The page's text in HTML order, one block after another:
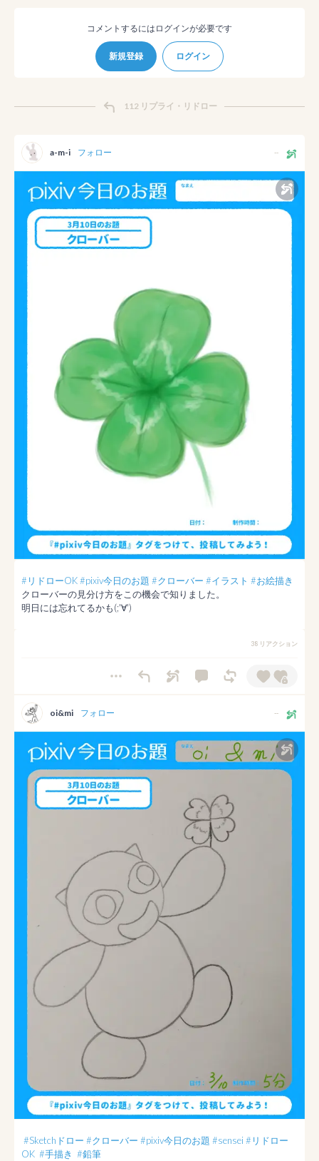
コメントするにはログインが必要です
新規登録 ログイン
112 リプライ・リドロー
a-m-i フォロー --
#リドローOK#pixiv今日のお題 #クローバー #イラスト #お絵描き
クローバーの見分け方をこの機会で知りました。
明日には忘れてるかも(;'∀')
38 リアクション
oi&mi フォロー --
#Sketchドロー #クローバー #pixiv今日のお題 #sensei #リドロー
OK #手描き #鉛筆